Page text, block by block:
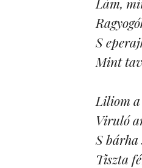
S
Mint
Liliom
Viruló
S bárha
Tiszta